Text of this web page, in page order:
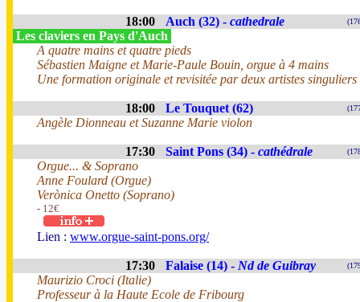
18:00 Auch (32) - cathedrale
Les claviers en Pays d'Auch
A quatre mains et quatre pieds
Sébastien Maigne et Marie-Paule Bouin, orgue à 4 mains
Une formation originale et revisitée par deux artistes singuliers
18:00 Le Touquet (62)
Angèle Dionneau et Suzanne Marie violon
17:30 Saint Pons (34) - cathédrale
Orgue... & Soprano
Anne Foulard (Orgue)
Verònica Onetto (Soprano)
- 12€
Lien : www.orgue-saint-pons.org/
17:30 Falaise (14) - Nd de Guibray
Maurizio Croci (Italie)
Professeur à la Haute Ecole de Fribourg